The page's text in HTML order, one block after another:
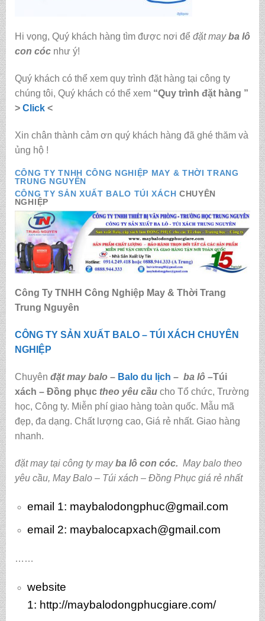
Hi vọng, Quý khách hàng tìm được nơi để đặt mayba lô
con cóc như ý!
Quý khách có thể xem quy trình đặt hàng tại công ty
chúng tôi, Quý khách có thể xem“Quy trình đặt hàng ”
> Click<
Xin chân thành cảm ơn quý khách hàng đã ghé thăm và
ủng hộ !
CÔNG TY TNHH CÔNG NGHIỆP MAY & THỜI TRANG
TRUNG NGUYÊN
CÔNG TY SẢN XUẤT BALO TÚI XÁCH CHUYÊN
NGHIỆP
Công Ty TNHH Công Nghiệp May & Thời Trang
Trung Nguyên
CÔNG TY SẢN XUẤT BALO – TÚI XÁCH CHUYÊN
NGHIỆP
Chuyên đặt may balo– Balo du lịch – ba lô –Túi
xách – Đồng phục theo yêu cầu cho Tổ chức, Trường
học, Công ty. Miễn phí giao hàng toàn quốc. Mẫu mã
đẹp, đa dạng. Chất lượng cao, Giá rẻ nhất. Giao hàng
nhanh.
đặt may tại công ty mayba lô con cóc. May balo theo
yêu cầu, May Balo – Túi xách – Đồng Phục giá rẻ nhất
email 1: maybalodongphuc@gmail.com
email 2: maybalocapxach@gmail.com
……
website
1: http://maybalodongphucgiare.com/